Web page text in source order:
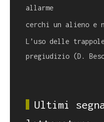
allarme
cerchi un alieno e
L’uso delle
pregiudizio (D.
Ultimi